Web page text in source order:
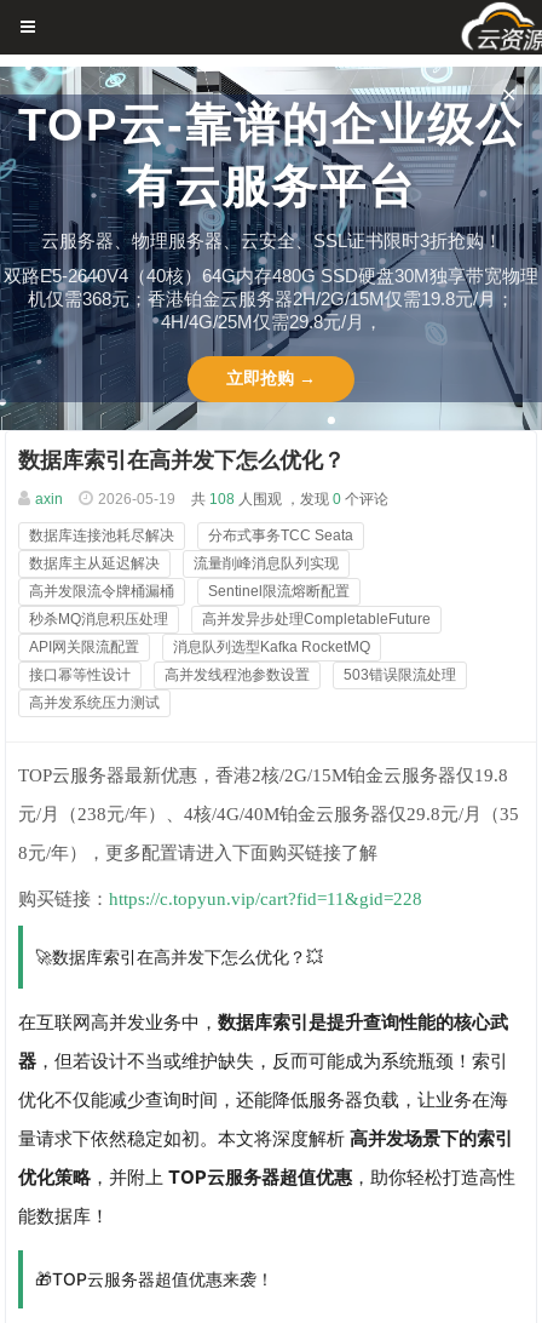
TOP云-靠谱的企业级公
有云服务平台
云服务器、物理服务器、云安全、SSL证书限时3折抢购！
双路E5-2640V4（40核）64G内存480G SSD硬盘30M独享带宽物理
机仅需368元；香港铂金云服务器2H/2G/15M仅需19.8元/月；
4H/4G/25M仅需29.8元/月，
立即抢购 →
✕
数据库索引在高并发下怎么优化？
axin 2026-05-19 共 108 人围观 ，发现 0 个评论
数据库连接池耗尽解决
分布式事务TCC Seata
数据库主从延迟解决
流量削峰消息队列实现
高并发限流令牌桶漏桶
Sentinel限流熔断配置
秒杀MQ消息积压处理
高并发异步处理CompletableFuture
API网关限流配置
消息队列选型Kafka RocketMQ
接口幂等性设计
高并发线程池参数设置
503错误限流处理
高并发系统压力测试
TOP云服务器最新优惠，香港2核/2G/15M铂金云服务器仅19.8
元/月（238元/年）、4核/4G/40M铂金云服务器仅29.8元/月（35
8元/年），更多配置请进入下面购买链接了解
购买链接：https://c.topyun.vip/cart?fid=11&gid=228
🚀数据库索引在高并发下怎么优化？💥
在互联网高并发业务中，数据库索引是提升查询性能的核心武
器 ，但若设计不当或维护缺失，反而可能成为系统瓶颈！索引
优化不仅能减少查询时间，还能降低服务器负载，让业务在海
量请求下依然稳定如初。本文将深度解析高并发场景下的索引
优化策略 ，并附上TOP云服务器超值优惠 ，助你轻松打造高性
能数据库！
🎁TOP云服务器超值优惠来袭！